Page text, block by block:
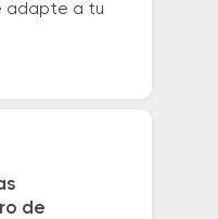
adapte a tu
de